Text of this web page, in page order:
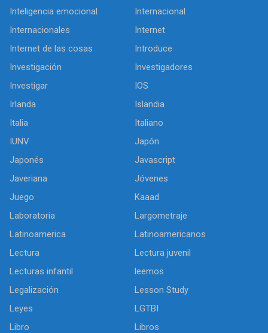
Inteligencia emocional
Internacional
Internacionales
Internet
Internet de las cosas
Introduce
Investigación
Investigadores
Investigar
IOS
Irlanda
Islandia
Italia
Italiano
IUNV
Japón
Japonés
Javascript
Javeriana
Jóvenes
Juego
Kaaad
Laboratoria
Largometraje
Latinoamerica
Latinoamericanos
Lectura
Lectura juvenil
Lecturas infantil
leemos
Legalización
Lesson Study
Leyes
LGTBI
Libro
Libros